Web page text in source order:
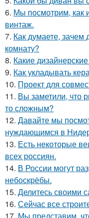
6. Мы посмотрим, как
винтаж.
7. Как думаете, зачем
комнату?
8. Какие
9. Как укладывать
10. Проект для
11. Вы заметили, что
то сложным?
12. Давайте мы
нуждающимся в
13. Есть некоторые
всех россиян.
14. В России могут
небоскрёбы.
15. Делитесь своими
16. Сейчас все